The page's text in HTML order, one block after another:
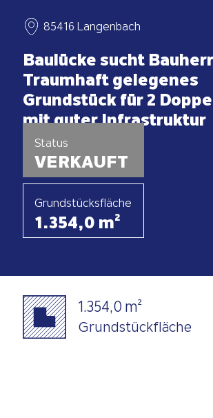
85416 Langenbach
Baulücke sucht
Traumhaft gelegenes
Grundstück für 2
mit guter Infrastruktur
Status
VERKAUFT
Grundstücksfläche
1.354,0 m²
1.354,0 m²
Grundstückfläche